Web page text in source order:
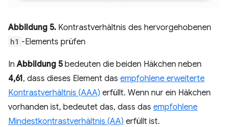
Abbildung 5. Kontrastverhältnis des hervorgehobenen
h1 -Elements prüfen
InAbbildung 5bedeuten die beiden Häkchen neben
4,61, dass dieses Element das empfohlene erweiterte
Kontrastverhältnis (AAA) erfüllt. Wenn nur ein Häkchen
vorhanden ist, bedeutet das, dass das empfohlene
Mindestkontrastverhältnis (AA) erfüllt ist.